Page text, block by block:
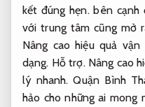
kết đúng hẹn. bên cạnh
với trung tâm cũng mở
Nâng cao hiệu quả vận
dạng. Hỗ trợ. Nâng cao
lý nhanh. Quận Bình
hảo cho những ai mong